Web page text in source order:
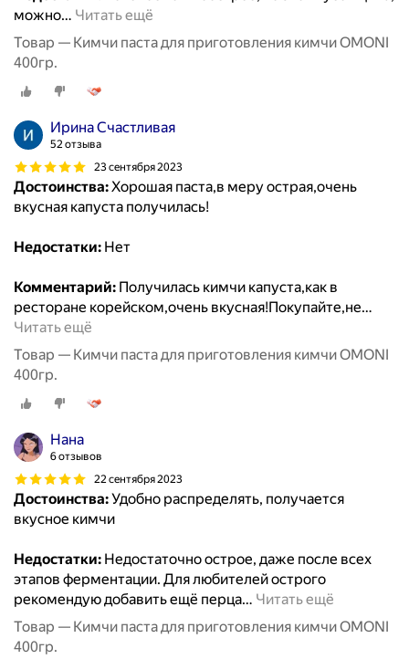
можно… Читать ещё
Товар — Кимчи паста для приготовления кимчи OMONI
400гр.
Ирина Счастливая
52 отзыва
23 сентября 2023
Достоинства:Хорошая паста,в меру острая,очень
вкусная капуста получилась!
Недостатки: Нет
Комментарий: Получилась кимчи капуста,как в
ресторане корейском,очень вкусная!Покупайте,не…
Читать ещё
Товар — Кимчи паста для приготовления кимчи OMONI
400гр.
Нана
6 отзывов
22 сентября 2023
Достоинства:Удобно распределять, получается
вкусное кимчи
Недостатки: Недостаточно острое, даже после всех
этапов ферментации. Для любителей острого
рекомендую добавить ещё перца… Читать ещё
Товар — Кимчи паста для приготовления кимчи OMONI
400гр.